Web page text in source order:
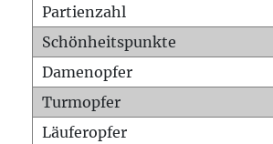
Partienzahl
Schönheitspunkte
Damenopfer
Turmopfer
Läuferopfer